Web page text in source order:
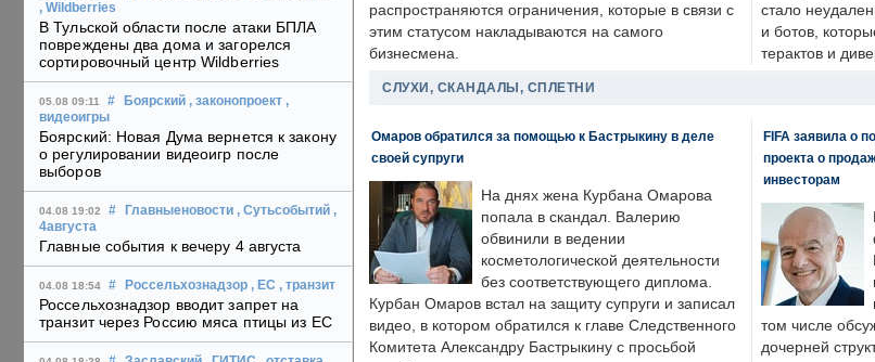
, Wildberries
В Тульской области после атаки БПЛА
повреждены два дома и загорелся
сортировочный центр Wildberries
05.08 09:11 # Боярский , законопроект ,
видеоигры
Боярский: Новая Дума вернется к закону
о регулировании видеоигр после
выборов
04.08 19:02 # Главныеновости , Сутьсобытий ,
4августа
Главные события к вечеру 4 августа
04.08 18:54 # Россельхознадзор , ЕС , транзит
Россельхознадзор вводит запрет на
транзит через Россию мяса птицы из ЕС
распространяются ограничения, которые в связи с
этим статусом накладываются на самого
бизнесмена.
стало
и ботов,
терактов и
СЛУХИ, СКАНДАЛЫ, СПЛЕТНИ
Омаров обратился за помощью к Бастрыкину в деле
своей супруги
На днях жена Курбана Омарова
попала в скандал. Валерию
обвинили в ведении
косметологической деятельности
без соответствующего диплома.
Курбан Омаров встал на защиту супруги и записал
видео, в котором обратился к главе Следственного
Комитета Александру Бастрыкину с просьбой
FIFA заявила о
проекта о
инвесторам
том числе
дочерней